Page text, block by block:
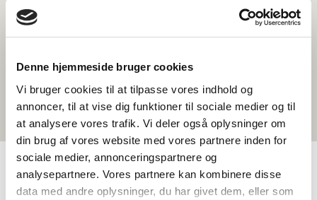
Denne hjemmeside bruger cookies
Vi bruger cookies til at tilpasse vores indhold og
annoncer, til at vise dig funktioner til sociale medier og til
at analysere vores trafik. Vi deler også oplysninger om
din brug af vores website med vores partnere inden for
sociale medier, annonceringspartnere og
analysepartnere. Vores partnere kan kombinere disse
data med andre oplysninger, du har givet dem, eller som
TAGS